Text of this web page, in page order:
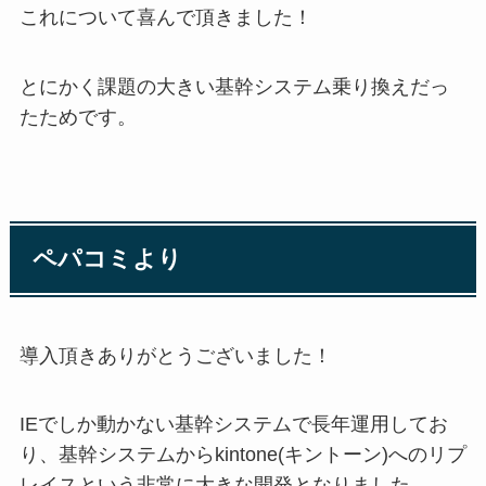
これについて喜んで頂きました！
とにかく課題の大きい基幹システム乗り換えだっ
たためです。
ペパコミより
導入頂きありがとうございました！
IEでしか動かない基幹システムで長年運用してお
り、基幹システムからkintone(キントーン)へのリプ